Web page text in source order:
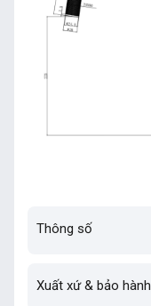
Thông số
Xuất xứ & bảo hành